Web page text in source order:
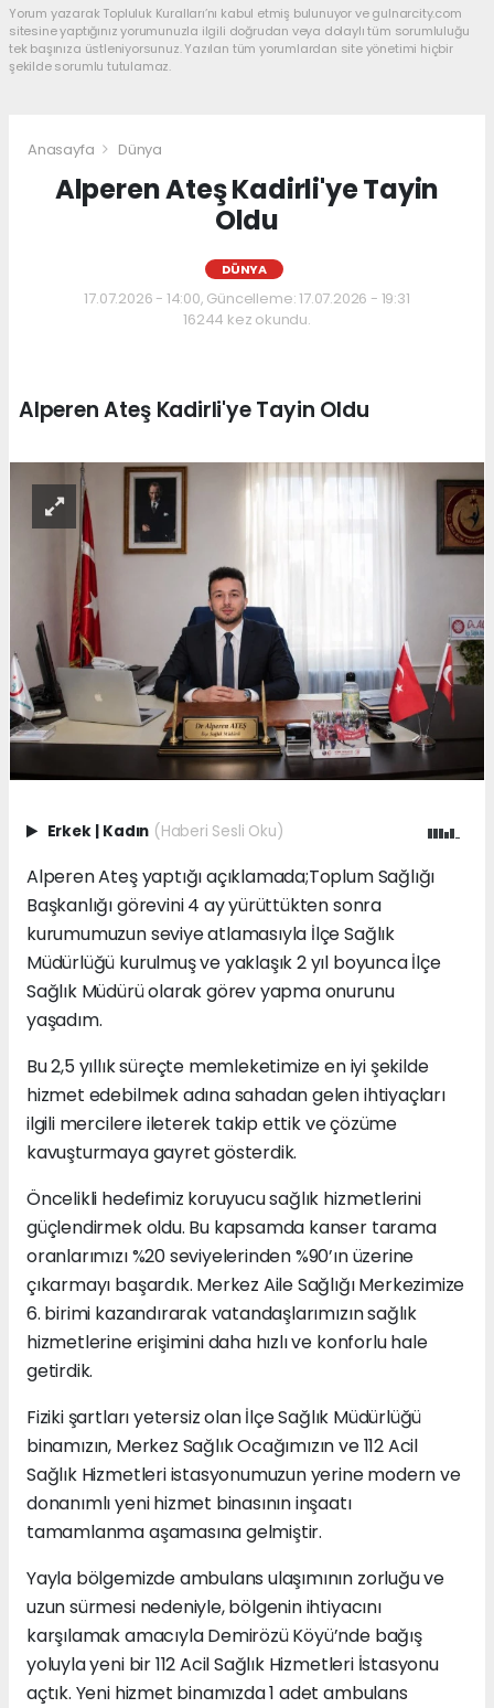
Yorum yazarak Topluluk Kuralları’nı kabul etmiş bulunuyor ve gulnarcity.com
sitesine yaptığınız yorumunuzla ilgili doğrudan veya dolaylı tüm sorumluluğu
tek başınıza üstleniyorsunuz. Yazılan tüm yorumlardan site yönetimi hiçbir
şekilde sorumlu tutulamaz.
Anasayfa Dünya
Alperen Ateş Kadirli'ye Tayin
Oldu
DÜNYA
17.07.2026 - 14:00, Güncelleme: 17.07.2026 - 19:31
16244 kez okundu.
Alperen Ateş Kadirli'ye Tayin Oldu
Erkek Kadın (Haberi Sesli Oku)
Alperen Ateş yaptığı açıklamada;Toplum Sağlığı
Başkanlığı görevini 4 ay yürüttükten sonra
kurumumuzun seviye atlamasıyla İlçe Sağlık
Müdürlüğü kurulmuş ve yaklaşık 2 yıl boyunca İlçe
Sağlık Müdürü olarak görev yapma onurunu
yaşadım.
Bu 2,5 yıllık süreçte memleketimize en iyi şekilde
hizmet edebilmek adına sahadan gelen ihtiyaçları
ilgili mercilere ileterek takip ettik ve çözüme
kavuşturmaya gayret gösterdik.
Öncelikli hedefimiz koruyucu sağlık hizmetlerini
güçlendirmek oldu. Bu kapsamda kanser tarama
oranlarımızı %20 seviyelerinden %90’ın üzerine
çıkarmayı başardık. Merkez Aile Sağlığı Merkezimize
6. birimi kazandırarak vatandaşlarımızın sağlık
hizmetlerine erişimini daha hızlı ve konforlu hale
getirdik.
Fiziki şartları yetersiz olan İlçe Sağlık Müdürlüğü
binamızın, Merkez Sağlık Ocağımızın ve 112 Acil
Sağlık Hizmetleri istasyonumuzun yerine modern ve
donanımlı yeni hizmet binasının inşaatı
tamamlanma aşamasına gelmiştir.
Yayla bölgemizde ambulans ulaşımının zorluğu ve
uzun sürmesi nedeniyle, bölgenin ihtiyacını
karşılamak amacıyla Demirözü Köyü’nde bağış
yoluyla yeni bir 112 Acil Sağlık Hizmetleri İstasyonu
açtık. Yeni hizmet binamızda 1 adet ambulans